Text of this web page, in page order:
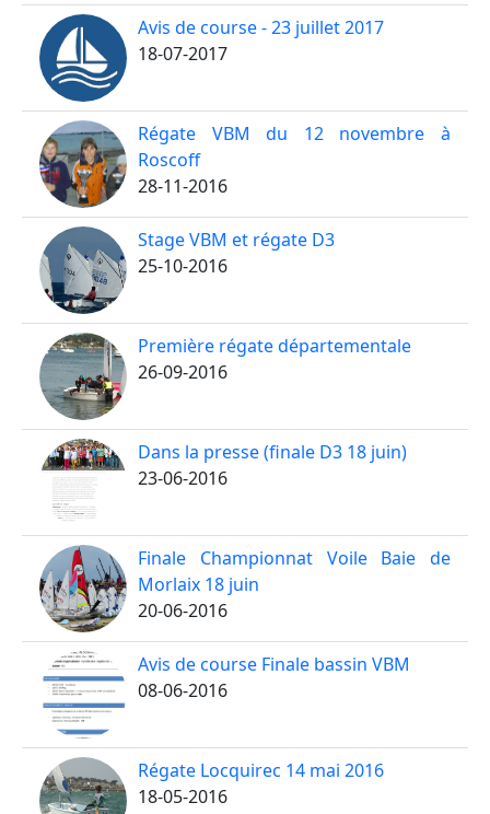
Avis de course - 23 juillet 2017
18-07-2017
Régate VBM du 12 novembre à
Roscoff
28-11-2016
Stage VBM et régate D3
25-10-2016
Première régate départementale
26-09-2016
Dans la presse (finale D3 18 juin)
23-06-2016
Finale Championnat Voile Baie de
Morlaix 18 juin
20-06-2016
Avis de course Finale bassin VBM
08-06-2016
Régate Locquirec 14 mai 2016
18-05-2016